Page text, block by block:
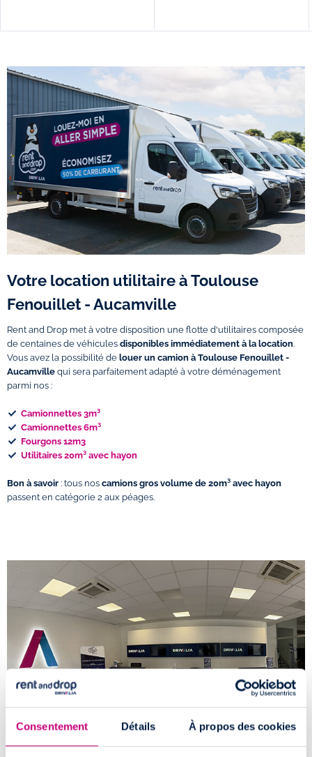
Consentement Détails À propos des cookies
Votre location utilitaire à Toulouse
Fenouillet - Aucamville
Rent and Drop met à votre disposition une flotte d'utilitaires composée
de centaines de véhicules disponibles immédiatement à la location.
Vous avez la possibilité de louer un camion à Toulouse Fenouillet -
Aucamville qui sera parfaitement adapté à votre déménagement
parmi nos :
Camionnettes 3m³
Camionnettes 6m³
Fourgons 12m3
Utilitaires 20m³ avec hayon
Bon à savoir : tous nos camions gros volume de 20m³ avec hayon
passent en catégorie 2 aux péages.